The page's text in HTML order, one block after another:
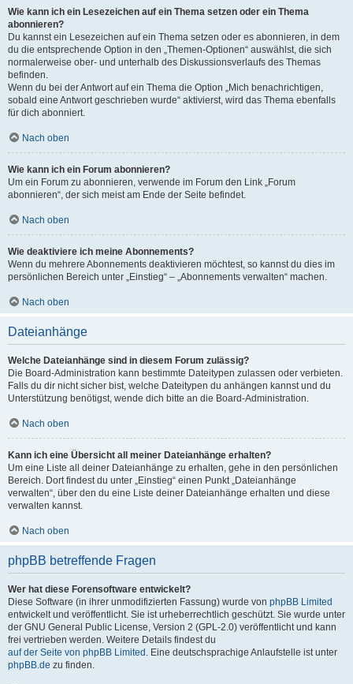
Wie kann ich ein Lesezeichen auf ein Thema setzen oder ein Thema
abonnieren?
Du kannst ein Lesezeichen auf ein Thema setzen oder es abonnieren, in dem
du die entsprechende Option in den „Themen-Optionen“ auswählst, die sich
normalerweise ober- und unterhalb des Diskussionsverlaufs des Themas
befinden.
Wenn du bei der Antwort auf ein Thema die Option „Mich benachrichtigen,
sobald eine Antwort geschrieben wurde“ aktivierst, wird das Thema ebenfalls
für dich abonniert.
Nach oben
Wie kann ich ein Forum abonnieren?
Um ein Forum zu abonnieren, verwende im Forum den Link „Forum
abonnieren“, der sich meist am Ende der Seite befindet.
Nach oben
Wie deaktiviere ich meine Abonnements?
Wenn du mehrere Abonnements deaktivieren möchtest, so kannst du dies im
persönlichen Bereich unter „Einstieg“ – „Abonnements verwalten“ machen.
Nach oben
Dateianhänge
Welche Dateianhänge sind in diesem Forum zulässig?
Die Board-Administration kann bestimmte Dateitypen zulassen oder verbieten.
Falls du dir nicht sicher bist, welche Dateitypen du anhängen kannst und du
Unterstützung benötigst, wende dich bitte an die Board-Administration.
Nach oben
Kann ich eine Übersicht all meiner Dateianhänge erhalten?
Um eine Liste all deiner Dateianhänge zu erhalten, gehe in den persönlichen
Bereich. Dort findest du unter „Einstieg“ einen Punkt „Dateianhänge
verwalten“, über den du eine Liste deiner Dateianhänge erhalten und diese
verwalten kannst.
Nach oben
phpBB betreffende Fragen
Wer hat diese Forensoftware entwickelt?
Diese Software (in ihrer unmodifizierten Fassung) wurde von phpBB Limited
entwickelt und veröffentlicht. Sie ist urheberrechtlich geschützt. Sie wurde unter
der GNU General Public License, Version 2 (GPL-2.0) veröffentlicht und kann
frei vertrieben werden. Weitere Details findest du
auf der Seite von phpBB Limited . Eine deutschsprachige Anlaufstelle ist unter
phpBB.de zu finden.